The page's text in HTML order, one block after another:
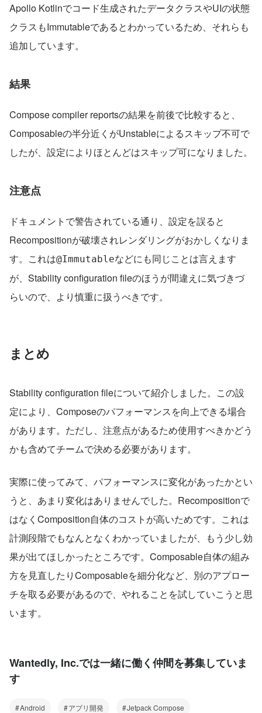
Apollo Kotlinでコード生成されたデータクラスやUIの状態
クラスもImmutableであるとわかっているため、それらも
追加しています。
結果
Compose compiler reportsの結果を前後で比較すると、
Composableの半分近くがUnstableによるスキップ不可で
したが、設定によりほとんどはスキップ可になりました。
注意点
ドキュメントで警告されている通り、設定を誤ると
Recompositionが破壊されレンダリングがおかしくなりま
す。これは@Immutableなどにも同じことは言えます
が、Stability configuration fileのほうが間違えに気づきづ
らいので、より慎重に扱うべきです。
まとめ
Stability configuration fileについて紹介しました。この設
定により、Composeのパフォーマンスを向上できる場合
があります。ただし、注意点があるため使用すべきかどう
かも含めてチームで決める必要があります。
実際に使ってみて、パフォーマンスに変化があったかとい
うと、あまり変化はありませんでした。Recompositionで
はなくComposition自体のコストが高いためです。これは
計測段階でもなんとなくわかっていましたが、もう少し効
果が出てほしかったところです。Composable自体の組み
方を見直したりComposableを細分化など、別のアプロー
チを取る必要があるので、やれることを試していこうと思
います。
Wantedly, Inc.では一緒に働く仲間を募集していま
す
Android アプリ開発 Jetpack Compose